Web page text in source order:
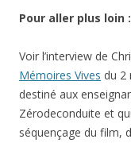
Pour aller plus loin :
Voir l’interview de
Mémoires Vives du 2
destiné aux
Zérodeconduite et
séquençage du film,